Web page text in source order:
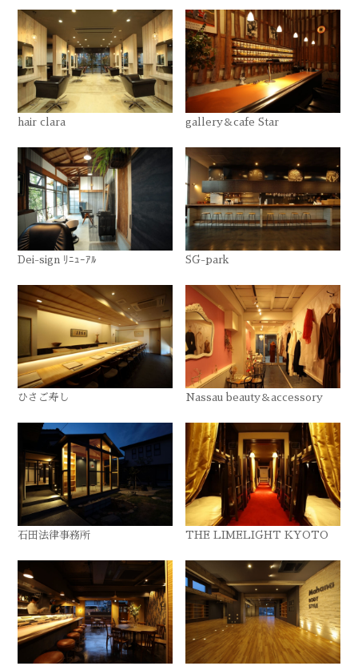
hair clara gallery＆cafe Star
Dei-sign ﾘﾆｭｰｱﾙ SG-park
ひさご寿し Nassau beauty＆accessory
石田法律事務所 THE LIMELIGHT KYOTO